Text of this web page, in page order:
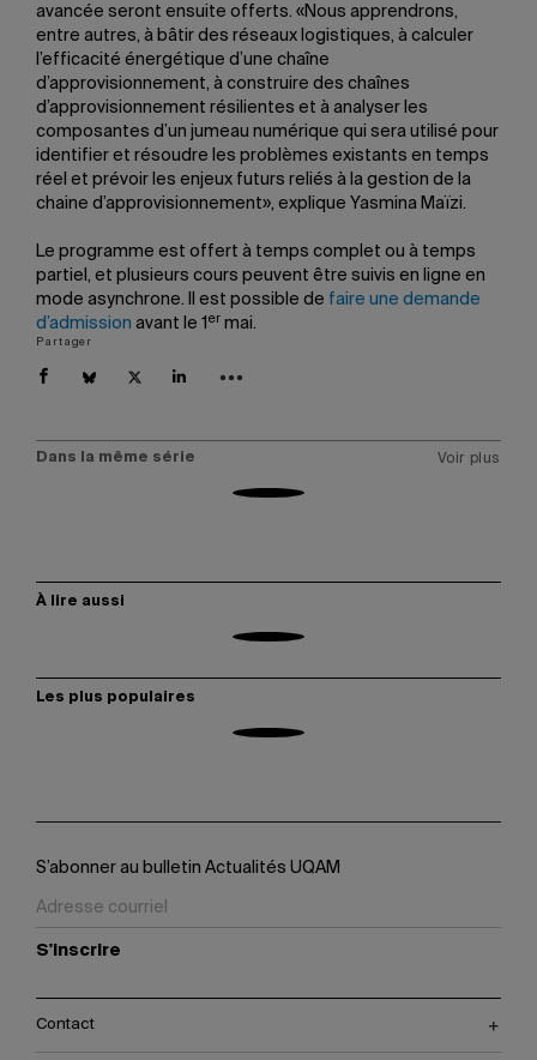
avancée seront ensuite offerts. «Nous apprendrons,
entre autres, à bâtir des réseaux logistiques, à calculer
l’efficacité énergétique d’une chaîne
d’approvisionnement, à construire des chaînes
d’approvisionnement résilientes et à analyser les
composantes d’un jumeau numérique qui sera utilisé pour
identifier et résoudre les problèmes existants en temps
réel et prévoir les enjeux futurs reliés à la gestion de la
chaine d’approvisionnement», explique Yasmina Maïzi.
Le programme est offert à temps complet ou à temps
partiel, et plusieurs cours peuvent être suivis en ligne en
mode asynchrone. Il est possible de faire une demande
d’admission avant le 1 er mai.
Partager
Dans la même série Voir plus
À lire aussi
Les plus populaires
S’abonner au bulletin Actualités UQAM
S'inscrire
Contact